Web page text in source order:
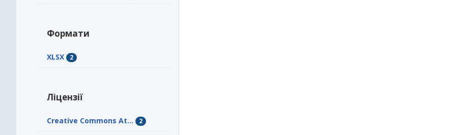
Формати
XLSX 2
Ліцензії
Creative Commons At... 2